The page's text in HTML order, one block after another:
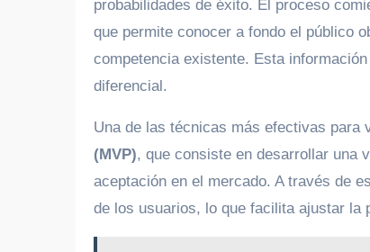
probabilidades de éxito. El proceso
que permite conocer a fondo el público
competencia existente. Esta
diferencial.
Una de las técnicas más efectivas para
(MVP), que consiste en desarrollar una
aceptación en el mercado. A través de
de los usuarios, lo que facilita ajustar la